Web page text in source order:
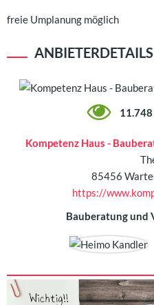
freie Umplanung möglich
ANBIETERDETAILS
11.748
Kompetenz Haus -
85456
https://
Bauberatung und